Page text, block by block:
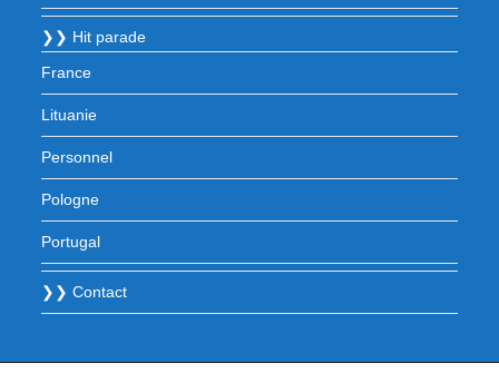
❯❯ Hit parade
France
Lituanie
Personnel
Pologne
Portugal
❯❯ Contact